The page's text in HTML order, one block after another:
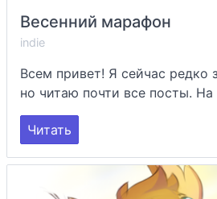
Весенний марафон
indie
Всем привет! Я сейчас редко
но читаю почти все посты.
Читать